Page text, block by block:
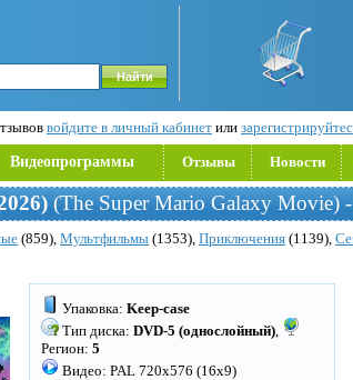
войдите в личный кабинет или
Видеопрограммы Отзывы Новости
(The Super Mario Galaxy Movie)
(859), Мультфильмы (1353), Приключения (1139),
Упаковка: Keep-case
Тип диска: DVD-5 (однослойный),
Регион: 5
Видео: PAL 720x576 (16x9)